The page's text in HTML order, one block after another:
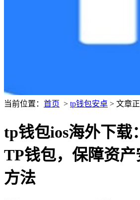
当前位置： 首页 > tp钱包安卓 > 文章
tp钱包ios海外下载
TP钱包，保障资
方法